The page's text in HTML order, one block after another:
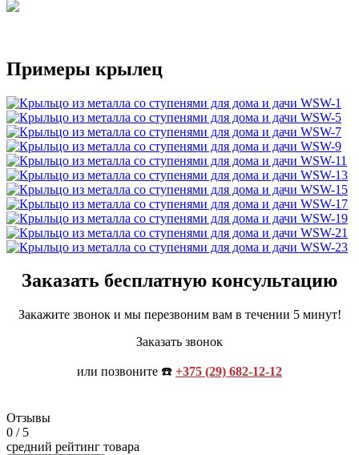
Примеры крылец
Заказать бесплатную консультацию
Закажите звонок и мы перезвоним вам в течении 5 минут!
Заказать звонок
или позвоните ☎️ +375 (29) 682-12-12
Отзывы
0 / 5
средний рейтинг товара